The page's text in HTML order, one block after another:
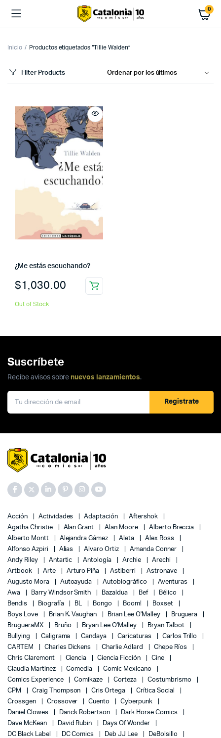
0
Inicio Productos etiquetados “Tillie Walden”
Filter Products
¿Me estás escuchando?
$1,030.00
Out of Stock
Suscríbete
Recibe avisos sobre nuevos lanzamientos.
Registrate
Acción Actividades Adaptación
Aftershok
Agatha Christie
Alan Grant Alan Moore
Alberto Breccia
Alberto Montt
Alejandra Gámez Aleta
Alex Ross
Alfonso Azpiri
Alias Alvaro Ortiz
Amanda Conner
Andy Riley
Antartic Antología Archie
Arechi
Artbook
Arte Arturo Piña Astiberri
Astronave
Augusto Mora
Autoayuda Autobiográfico
Aventuras
Awa
Barry Windsor Smith Bazaldua Bef
Bélico
Bendis
Biografía BL Bongo Boom!
Boxset
Boys Love
Brian K. Vaughan Brian Lee O'Malley
Bruguera
BrugueraMX
Bruño Bryan Lee O'Malley
Bryan Talbot
Bullying
Caligrama Candaya Caricaturas
Carlos Trillo
CARTEM
Charles Dickens Charlie Adlard
Chepe Ríos
Chris Claremont
Ciencia Ciencia Ficción
Cine
Claudia Martinez
Comedia
Comic Mexicano
Comics Experience
Comikaze Corteza
Costumbrismo
CPM
Craig Thompson Cris Ortega
Crítica Social
Crossgen
Crossover Cuento
Cyberpunk
Daniel Clowes
Darick Robertson
Dark Horse Comics
Dave McKean
David Rubin
Days Of Wonder
DC Black Label
DC Comics Deb JJ Lee
DeBolsillo